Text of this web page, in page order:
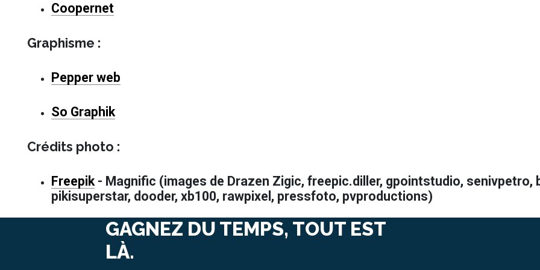
seul
le
moins
(-)
pour
de
la
recherche.
Coopernet
Graphisme :
Pepper web
So Graphik
Crédits photo :
Freepik- Magnific (images de Drazen Zigic, freepic.diller, gpointstudio, senivpetro,
pikisuperstar, dooder, xb100, rawpixel, pressfoto, pvproductions)
GAGNEZ DU TEMPS, TOUT EST
LÀ.